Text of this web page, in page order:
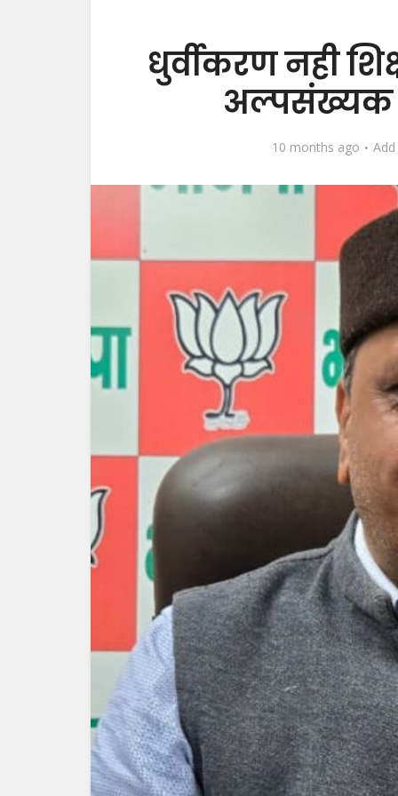
धुर्वीकरण नही
अल्पसंख्यक
10 months ago